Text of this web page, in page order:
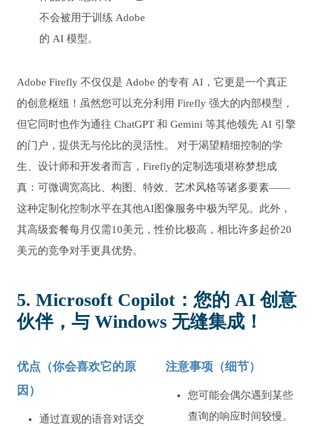
不会被用于训练 Adobe
的 AI 模型。
Adobe Firefly 不仅仅是 Adobe 的专有 AI，它更是一个真正
的创意枢纽！虽然您可以充分利用 Firefly 强大的内部模型，
但它同时也作为通往 ChatGPT 和 Gemini 等其他领先 AI 引擎
的门户，提供无与伦比的灵活性。 对于渴望精细控制的学
生、设计师和开发者而言，Firefly的定制选项堪称梦想成
真：可微调宽高比、构图、特效、艺术风格等诸多要素——
这种定制化控制水平在其他AI图像服务中极为罕见。此外，
其高级套餐每月仅需10美元，性价比极高，相比许多起价20
美元的竞争对手更具优势。
5. Microsoft Copilot：您的 AI 创意
伙伴，与 Windows 无缝集成！
优点（你会喜欢它的原
因）
通过直观的语音对话交
注意事项（细节）
您可能会偶尔遇到某些
查询的响应时间较慢。